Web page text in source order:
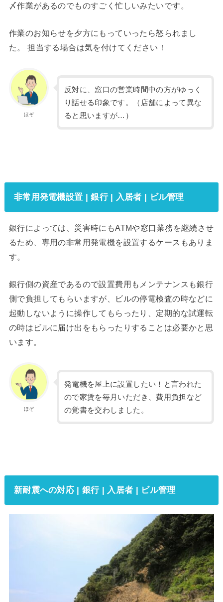
〆作業があるのでものすごく忙しいみたいです。
作業のお知らせを夕方にもっていったら怒られまし
た。 担当する場合は気を付けてください！
ほぞ
反対に、窓口の営業時間中の方がゆっく
り話せる印象です。（店舗によって異な
ると思いますが…）
非常用発電機設置 | 銀行 | 入居者 | ビル管理
銀行によっては、災害時にもATMや窓口業務を継続させ
るため、専用の非常用発電機を設置するケースもありま
す。
銀行側の資産であるので設置費用もメンテナンスも銀行
側で負担してもらいますが、ビルの停電検査の時などに
起動しないように操作してもらったり、定期的な試運転
の時はビルに届け出をもらったりすることは必要かと思
います。
ほぞ
発電機を屋上に設置したい！と言われた
ので家賃を毎月いただき、費用負担など
の覚書を交わしました。
新耐震への対応 | 銀行 | 入居者 | ビル管理